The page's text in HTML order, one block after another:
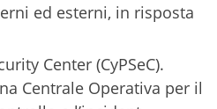
ed esterni, in risposta
Center (CyPSeC).
Centrale Operativa per il